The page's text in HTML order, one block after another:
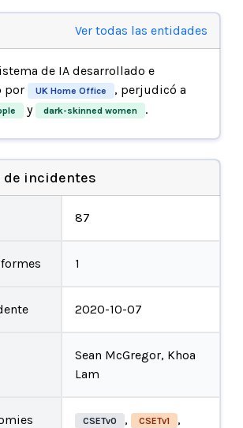
Ver todas las entidades
de IA desarrollado e
por
UK Home Office , perjudicó a
y dark-skinned women .
incidentes
87
1
2020-10-07
Sean McGregor, Khoa
Lam
CSETv0 , CSETv1 ,